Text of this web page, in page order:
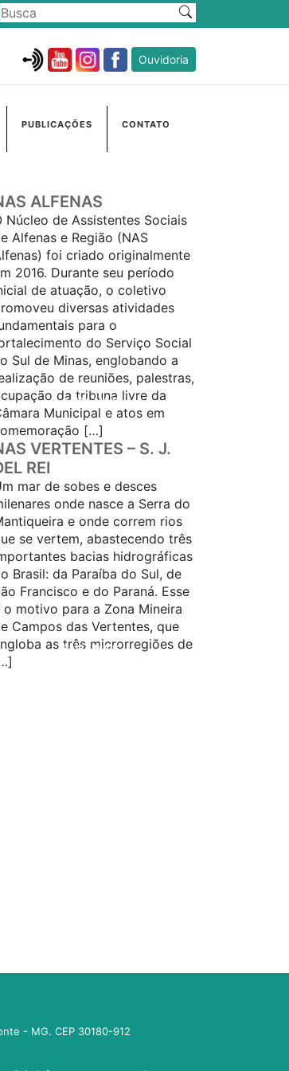
Ouvidoria
PUBLICAÇÕES CONTATO
ALFENAS
Núcleo de Assistentes Sociais
Alfenas e Região (NAS
foi criado originalmente
2016. Durante seu período
de atuação, o coletivo
diversas atividades
para o
do Serviço Social
Sul de Minas, englobando a
de reuniões, palestras,
da tribuna livre da
Municipal e atos em
[…]
SAIBA MAIS...
VERTENTES – S. J.
REI
mar de sobes e desces
onde nasce a Serra do
e onde correm rios
se vertem, abastecendo três
bacias hidrográficas
Brasil: da Paraíba do Sul, de
Francisco e do Paraná. Esse
o motivo para a Zona Mineira
Campos das Vertentes, que
as três microrregiões de
SAIBA MAIS...
- MG. CEP 30180-912